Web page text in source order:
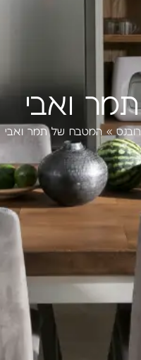
ואבי
»המטבח של תמר ואבי